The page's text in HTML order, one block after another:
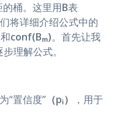
桶。这里用B表
将详细介绍公式中的
和conf(Bₘ)。首先让我
理解公式。
“置信度” （pᵢ）
，用于